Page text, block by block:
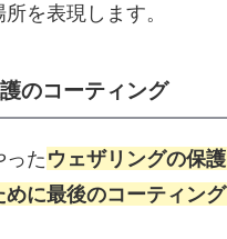
を表現します。
のコーティング
ったウェザリングの保
に最後のコーティング